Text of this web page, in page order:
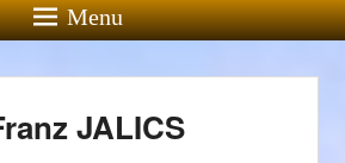
Menu
JALICS